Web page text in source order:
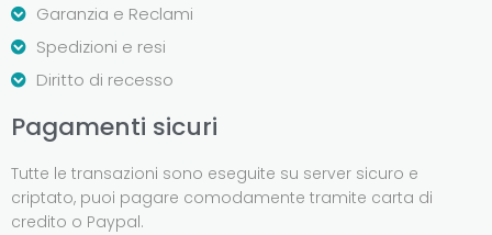
Garanzia e Reclami
Spedizioni e resi
Diritto di recesso
Pagamenti sicuri
Tutte le transazioni sono eseguite su server sicuro e
criptato, puoi pagare comodamente tramite carta di
credito o Paypal.